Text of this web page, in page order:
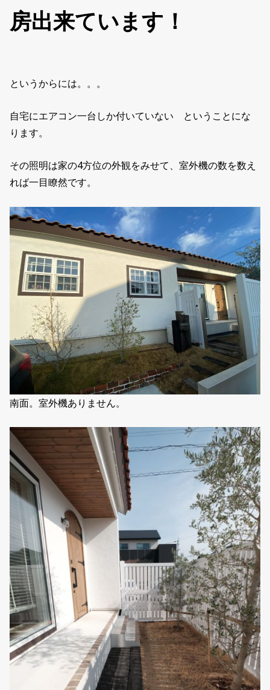
房出来ています！
というからには。。。
自宅にエアコン一台しか付いていない ということにな
ります。
その照明は家の4方位の外観をみせて、室外機の数を数え
れば一目瞭然です。
南面。室外機ありません。